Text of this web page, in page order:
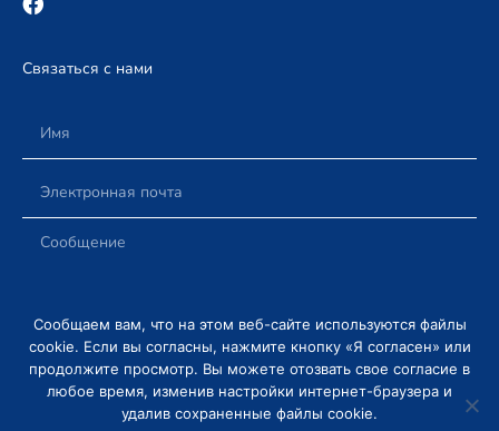
Связаться с нами
ОТПРАВИТЬ
Сообщаем вам, что на этом веб-сайте используются файлы
cookie. Если вы согласны, нажмите кнопку «Я согласен» или
продолжите просмотр. Вы можете отозвать свое согласие в
любое время, изменив настройки интернет-браузера и
удалив сохраненные файлы cookie.